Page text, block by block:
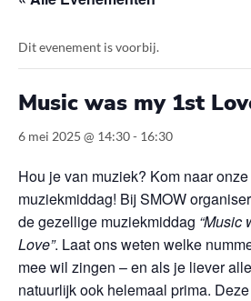
Dit evenement is voorbij.
Music was my 1st
6 mei 2025 @ 14:30- 16:30
Hou je van muziek? Kom naar
muziekmiddag! Bij SMOW
de gezellige muziekmiddag “Music
Love”. Laat ons weten welke
mee wil zingen – en als je liever
natuurlijk ook helemaal prima.